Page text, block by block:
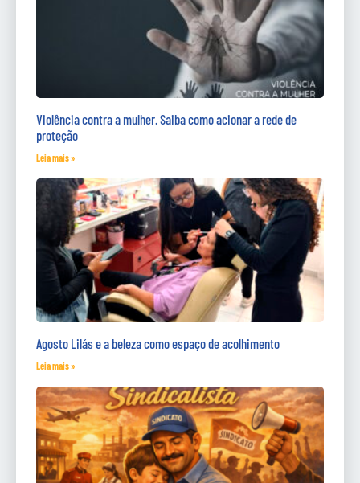
Violência contra a mulher. Saiba como acionar a rede de
proteção
Leia mais »
Agosto Lilás e a beleza como espaço de acolhimento
Leia mais »